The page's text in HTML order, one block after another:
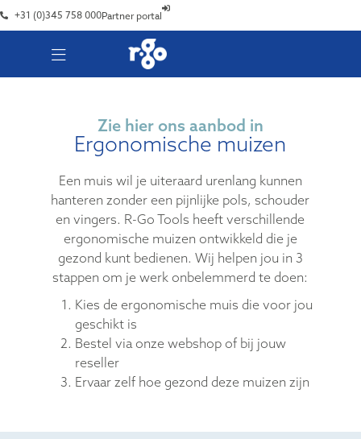
+31 (0)345 758 000Partner portal
Zie hier ons aanbod in
Ergonomische muizen
Een muis wil je uiteraard urenlang kunnen
hanteren zonder een pijnlijke pols, schouder
en vingers. R-Go Tools heeft verschillende
ergonomische muizen ontwikkeld die je
gezond kunt bedienen. Wij helpen jou in 3
stappen om je werk onbelemmerd te doen:
Kies de ergonomische muis die voor jou
geschikt is
Bestel via onze webshop of bij jouw
reseller
Ervaar zelf hoe gezond deze muizen zijn